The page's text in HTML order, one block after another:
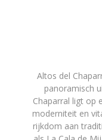
Altos del
panoramisch
Chaparral ligt op
moderniteit en
rijkdom aan